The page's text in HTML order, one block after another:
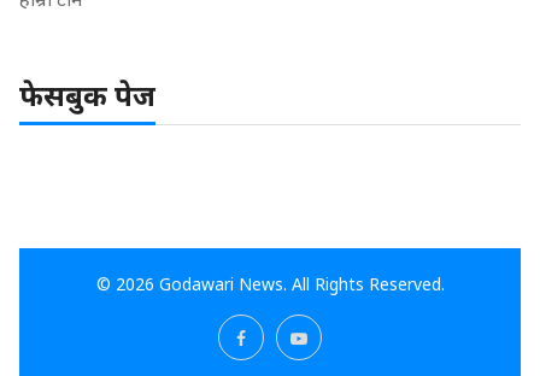
फेसबुक पेज
© 2026 Godawari News. All Rights Reserved.